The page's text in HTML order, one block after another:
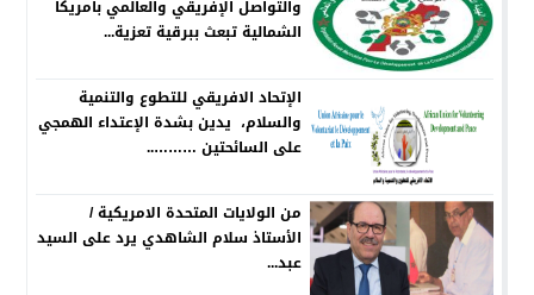
والتواصل الإفريقي والعالمي بامريكا
الشمالية تبعث ببرقية تعزية...
الإتحاد الافريقي للتطوع والتنمية
والسلام، يدين بشدة الإعتداء الهمجي
على السائحتين ………..
من الولايات المتحدة الامريكية /
الأستاذ سلام الشاهدي يرد على السيد
عبد...